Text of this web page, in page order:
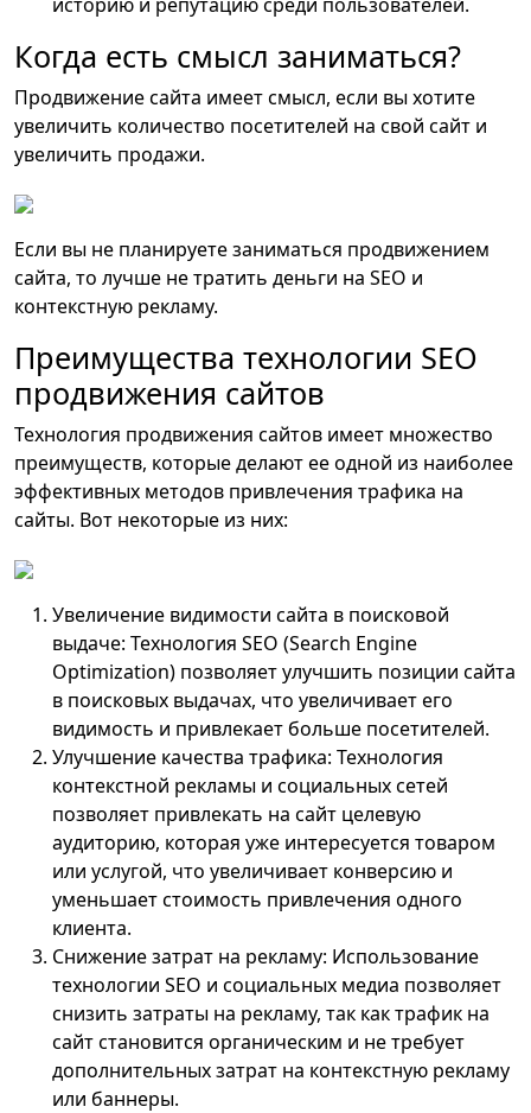
Когда есть смысл заниматься?
Продвижение сайта имеет смысл, если вы хотите
увеличить количество посетителей на свой сайт и
увеличить продажи.
Если вы не планируете заниматься продвижением
сайта, то лучше не тратить деньги на SEO и
контекстную рекламу.
Преимущества технологии SEO
продвижения сайтов
Технология продвижения сайтов имеет множество
преимуществ, которые делают ее одной из наиболее
эффективных методов привлечения трафика на
сайты. Вот некоторые из них:
Увеличение видимости сайта в поисковой
выдаче: Технология SEO (Search Engine
Optimization) позволяет улучшить позиции сайта
в поисковых выдачах, что увеличивает его
видимость и привлекает больше посетителей.
Улучшение качества трафика: Технология
контекстной рекламы и социальных сетей
позволяет привлекать на сайт целевую
аудиторию, которая уже интересуется товаром
или услугой, что увеличивает конверсию и
уменьшает стоимость привлечения одного
клиента.
Снижение затрат на рекламу: Использование
технологии SEO и социальных медиа позволяет
снизить затраты на рекламу, так как трафик на
сайт становится органическим и не требует
дополнительных затрат на контекстную рекламу
или баннеры.